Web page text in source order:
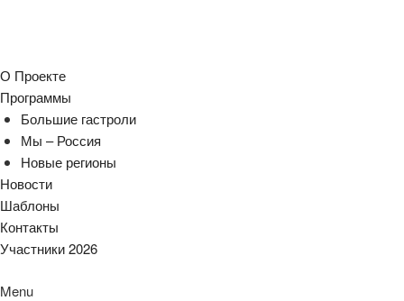
О Проекте
Программы
Большие гастроли
Мы – Россия
Новые регионы
Новости
Шаблоны
Контакты
Участники 2026
Menu